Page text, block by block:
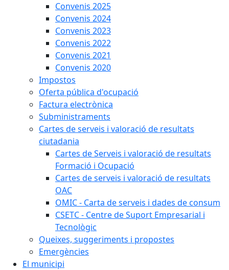
Convenis 2025
Convenis 2024
Convenis 2023
Convenis 2022
Convenis 2021
Convenis 2020
Impostos
Oferta pública d'ocupació
Factura electrònica
Subministraments
Cartes de serveis i valoració de resultats
ciutadania
Cartes de Serveis i valoració de resultats
Formació i Ocupació
Cartes de serveis i valoració de resultats
OAC
OMIC - Carta de serveis i dades de consum
CSETC - Centre de Suport Empresarial i
Tecnològic
Queixes, suggeriments i propostes
Emergències
El municipi